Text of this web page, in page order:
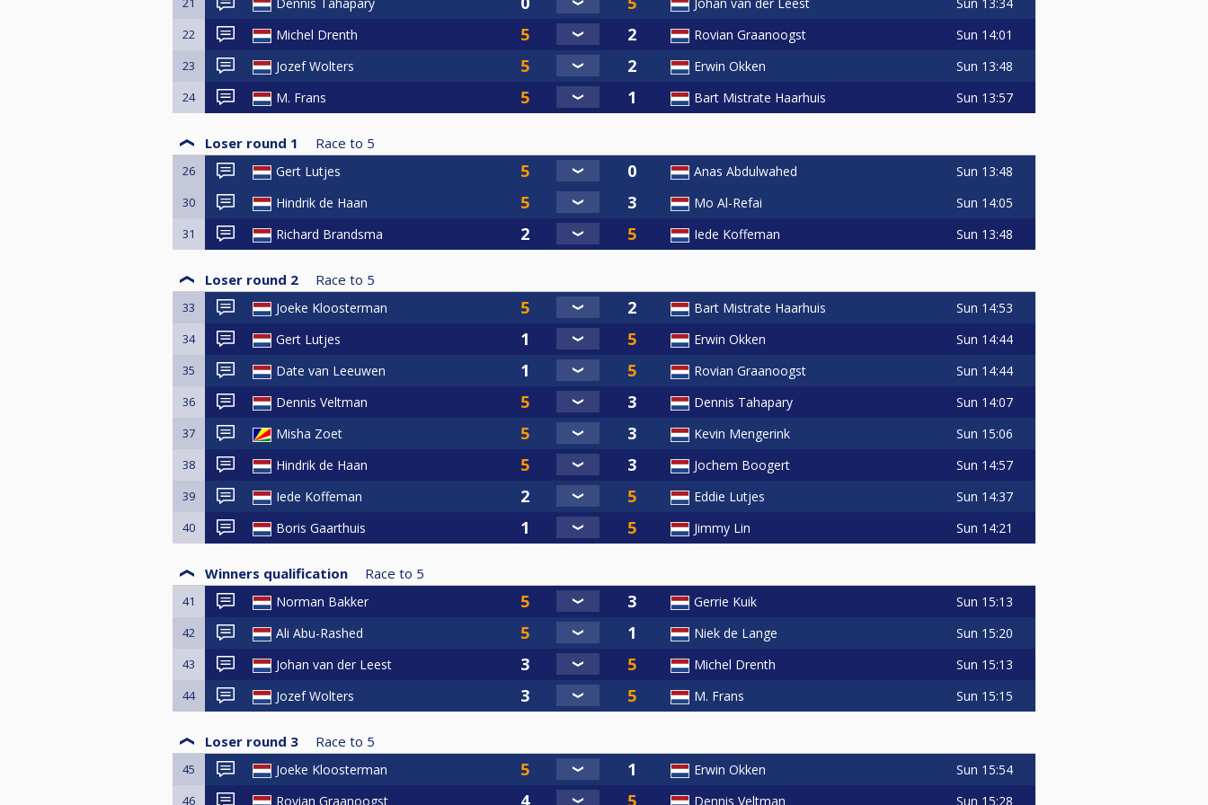
Stap 2. Wordt lid van de KNBB (te vinden op
https://www.poolbiljarten.nl/prestatiesport/teamcompetitie-2)
Stap 3a. Lid worden op locatie: Laat je inschrijven door de wedstrijdleiding en betaal deze contant voor deelname.
Stap 3b. Zelf (vooraf) lid worden: Mits speelgerechtigd (na administratieve verwerking KNBB lidmaatschap) schrijf jezelf in in dit
Cuescore event door te klikken op ‘Inschrijven’ (bovenin het scherm).
Reglement Regionale Ranking:
http://helpdeskpool.knbb.nl/support/solutions/articles/1000268467-reglement-regionale-ranking
Meer info is hier te vinden:
https://www.poolbiljarten.nl/prestatiesport/teamcompetitie-2
22 Michel Drenth Rovian Graanoogst Sun 14:01
23 Jozef Wolters Erwin Okken Sun 13:48
24 M. Frans Bart Mistrate Haarhuis Sun 13:57
Loser round 1 Race to 5
26 Gert Lutjes Anas Abdulwahed Sun 13:48
30 Hindrik de Haan Mo Al-Refai Sun 14:05
31 Richard Brandsma Iede Koffeman Sun 13:48
Loser round 2 Race to 5
33 Joeke Kloosterman Bart Mistrate Haarhuis Sun 14:53
34 Gert Lutjes Erwin Okken Sun 14:44
35 Date van Leeuwen Rovian Graanoogst Sun 14:44
36 Dennis Veltman Dennis Tahapary Sun 14:07
37 Misha Zoet Kevin Mengerink Sun 15:06
38 Hindrik de Haan Jochem Boogert Sun 14:57
39 Iede Koffeman Eddie Lutjes Sun 14:37
40 Boris Gaarthuis Jimmy Lin Sun 14:21
Winners qualification Race to 5
41 Norman Bakker Gerrie Kuik Sun 15:13
42 Ali Abu-Rashed Niek de Lange Sun 15:20
43 Johan van der Leest Michel Drenth Sun 15:13
44 Jozef Wolters M. Frans Sun 15:15
Loser round 3 Race to 5
45 Joeke Kloosterman Erwin Okken Sun 15:54
46 Rovian Graanoogst Dennis Veltman Sun 15:28